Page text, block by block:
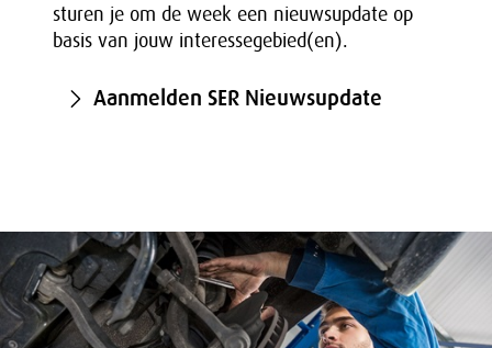
sturen je om de week een nieuwsupdate op
basis van jouw interessegebied(en).
Aanmelden SER Nieuwsupdate